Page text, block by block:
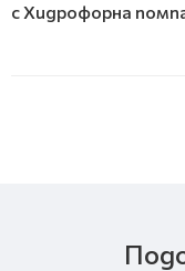
с Хидрофорна помпа